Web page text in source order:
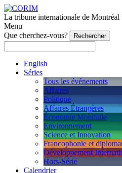
La tribune internationale de Montréal
Menu
Que cherchez-vous?
English
Séries
Tous les événements
Affaires
Politique
Affaires Étrangères
Économie Mondiale
Environnement
Science et Innovation
Francophonie et
Développement
Hors-Série
Calendrier